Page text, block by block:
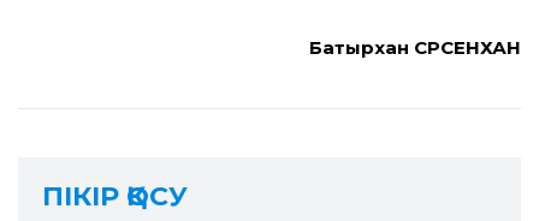
Батырхан СӘРСЕНХАН
ПІКІР ҚОСУ